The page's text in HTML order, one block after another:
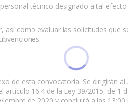
técnico designado a tal
así como evaluar las solicitudes
de esta convocatoria. Se dirigirán
16.4 de la Ley 39/2015, de
de 2020 y concluirá a las